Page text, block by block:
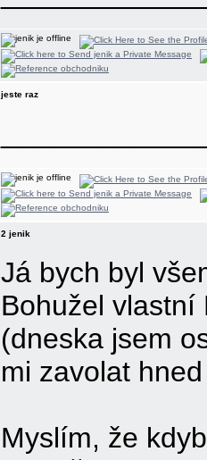
jeste raz
2 jenik
Já bych byl
Bohužel
(dneska jsem
mi zavolat
Myslím, že